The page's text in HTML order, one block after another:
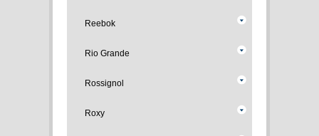
Reebok
Rio Grande
Rossignol
Roxy